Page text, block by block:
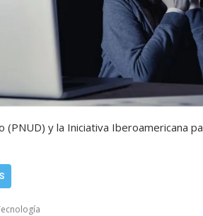
(PNUD) y la Iniciativa Iberoamericana